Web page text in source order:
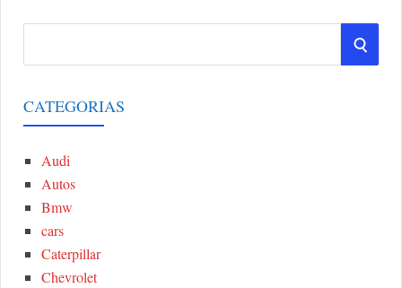
r
c
S
CATEGORIAS
Audi
Autos
Bmw
cars
Caterpillar
Chevrolet